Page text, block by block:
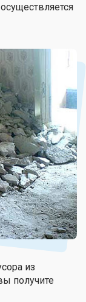
из
получите